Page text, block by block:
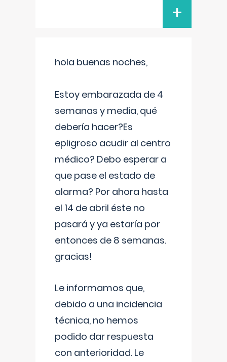
+
hola buenas noches,
Estoy embarazada de 4
semanas y media, qué
debería hacer?Es
epligroso acudir al centro
médico? Debo esperar a
que pase el estado de
alarma? Por ahora hasta
el 14 de abril éste no
pasará y ya estaría por
entonces de 8 semanas.
gracias!
Le informamos que,
debido a una incidencia
técnica, no hemos
podido dar respuesta
con anterioridad. Le